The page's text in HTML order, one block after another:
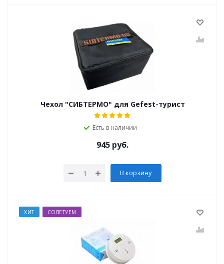
Чехол "СИБТЕРМО" для Gefest-турист
Есть в наличии
945 руб.
В корзину
ХИТ СОВЕТУЕМ